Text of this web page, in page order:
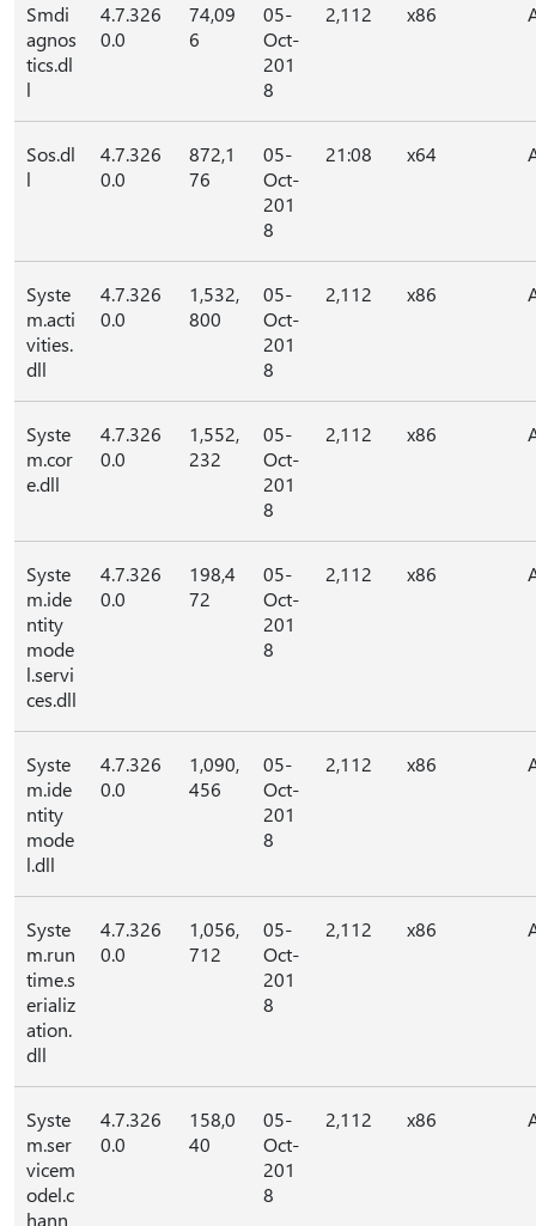
Smdi
agnos
tics.dl
l
4.7.326
0.0
74,09
6
05-
Oct-
201
8
2,112 x86
Sos.dl
l
4.7.326
0.0
872,1
76
05-
Oct-
201
8
21:08 x64
Syste
m.acti
vities.
dll
4.7.326
0.0
1,532,
800
05-
Oct-
201
8
2,112 x86
Syste
m.cor
e.dll
4.7.326
0.0
1,552,
232
05-
Oct-
201
8
2,112 x86
Syste
m.ide
ntity
mode
l.servi
ces.dll
4.7.326
0.0
198,4
72
05-
Oct-
201
8
2,112 x86
Syste
m.ide
ntity
mode
l.dll
4.7.326
0.0
1,090,
456
05-
Oct-
201
8
2,112 x86
Syste
m.run
time.s
erializ
ation.
dll
4.7.326
0.0
1,056,
712
05-
Oct-
201
8
2,112 x86
Syste
m.ser
vicem
odel.c
hann
4.7.326
0.0
158,0
40
05-
Oct-
201
8
2,112 x86